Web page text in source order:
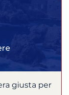
giusta per